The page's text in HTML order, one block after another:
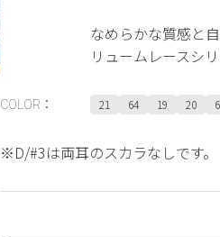
なめらかな質感と
リュームレースシリ
COLOR： 21 64 19 20
※D/#3は両耳のスカラなしです。